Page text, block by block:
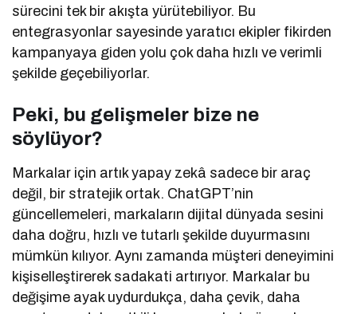
sürecini tek bir akışta yürütebiliyor. Bu
entegrasyonlar sayesinde yaratıcı ekipler fikirden
kampanyaya giden yolu çok daha hızlı ve verimli
şekilde geçebiliyorlar.
Peki, bu gelişmeler bize ne
söylüyor?
Markalar için artık yapay zekâ sadece bir araç
değil, bir stratejik ortak. ChatGPT’nin
güncellemeleri, markaların dijital dünyada sesini
daha doğru, hızlı ve tutarlı şekilde duyurmasını
mümkün kılıyor. Aynı zamanda müşteri deneyimini
kişiselleştirerek sadakati artırıyor. Markalar bu
değişime ayak uydurdukça, daha çevik, daha